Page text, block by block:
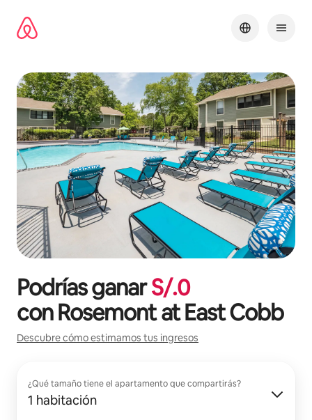
contenido
Podrías ganarS/.0
conRosemont at East Cobb
Descubre cómo estimamos tus ingresos
¿Qué tamaño tiene el apartamento que compartirás?
1 habitación